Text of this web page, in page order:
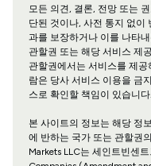
모든 의견, 결론, 전망 또는
단된 것이나, 사전 통지 없이
과를 보장하거나 이를 나타
관할권 또는 해당 서비스 제
관할권에서는 서비스를 제
람은 당사 서비스 이용을 금
스로 확인할 책임이 있습니다.
본 사이트의 정보는 해당 정
에 반하는 국가 또는 관할권
Markets LLC는 세인트빈센